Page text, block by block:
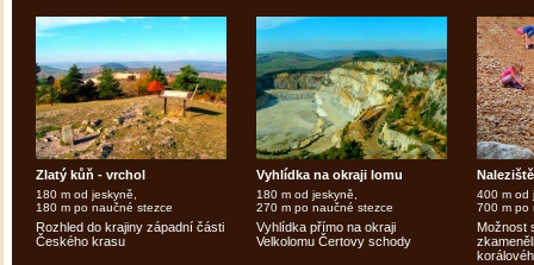
Zlatý kůň - vrchol
180 m od jeskyně,
180 m po naučné stezce
Rozhled do krajiny západní části
Českého krasu
Vyhlídka na okraji lomu
180 m od jeskyně,
270 m po naučné stezce
Vyhlídka přímo na okraji
Velkolomu Čertovy schody
400 m od
700 m po
Možnost